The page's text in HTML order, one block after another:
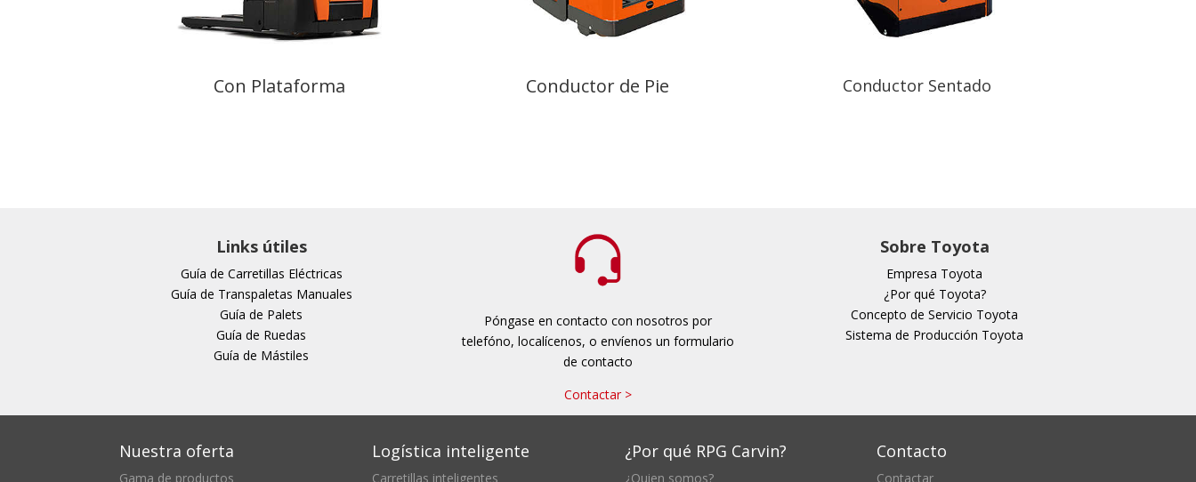
Con Plataforma Conductor de Pie Conductor Sentado
Links útiles
Guía de Carretillas Eléctricas
Guía de Transpaletas Manuales
Guía de Palets
Guía de Ruedas
Guía de Mástiles
Póngase en contacto con nosotros por
telefóno, localícenos, o envíenos un formulario
de contacto
Contactar >
Sobre Toyota
Empresa Toyota
¿Por qué Toyota?
Concepto de Servicio Toyota
Sistema de Producción Toyota
Nuestra oferta
Gama de productos
Logística inteligente
Carretillas inteligentes
¿Por qué RPG Carvin?
¿Quien somos?
Contacto
Contactar